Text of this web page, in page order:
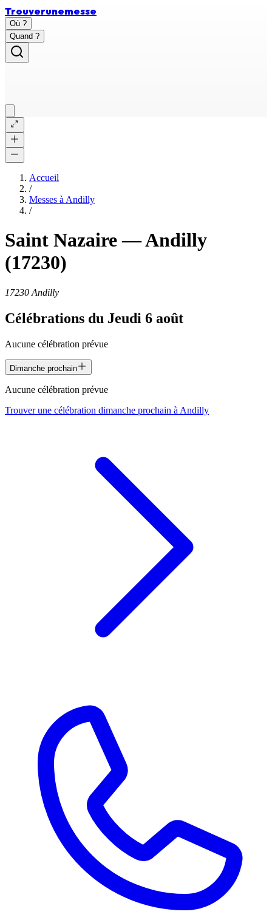
Trouverunemesse
Où ?
Quand ?
Accueil
/
Messes à Andilly
/
Saint Nazaire—Andilly
(17230)
17230 Andilly
Célébrations du Jeudi 6 août
Aucune célébration prévue
Dimanche prochain
Aucune célébration prévue
Trouver une célébration dimanche prochain à Andilly